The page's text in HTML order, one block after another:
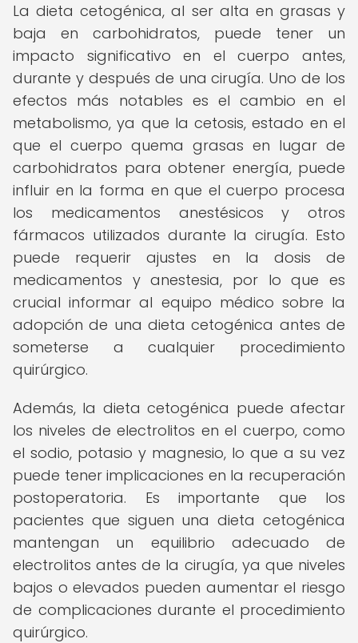
La dieta cetogénica, al ser alta en grasas y
baja en carbohidratos, puede tener un
impacto significativo en el cuerpo antes,
durante y después de una cirugía. Uno de los
efectos más notables es el cambio en el
metabolismo, ya que la cetosis, estado en el
que el cuerpo quema grasas en lugar de
carbohidratos para obtener energía, puede
influir en la forma en que el cuerpo procesa
los medicamentos anestésicos y otros
fármacos utilizados durante la cirugía. Esto
puede requerir ajustes en la dosis de
medicamentos y anestesia, por lo que es
crucial informar al equipo médico sobre la
adopción de una dieta cetogénica antes de
someterse a cualquier procedimiento
quirúrgico.
Además, la dieta cetogénica puede afectar
los niveles de electrolitos en el cuerpo, como
el sodio, potasio y magnesio, lo que a su vez
puede tener implicaciones en la recuperación
postoperatoria. Es importante que los
pacientes que siguen una dieta cetogénica
mantengan un equilibrio adecuado de
electrolitos antes de la cirugía, ya que niveles
bajos o elevados pueden aumentar el riesgo
de complicaciones durante el procedimiento
quirúrgico.